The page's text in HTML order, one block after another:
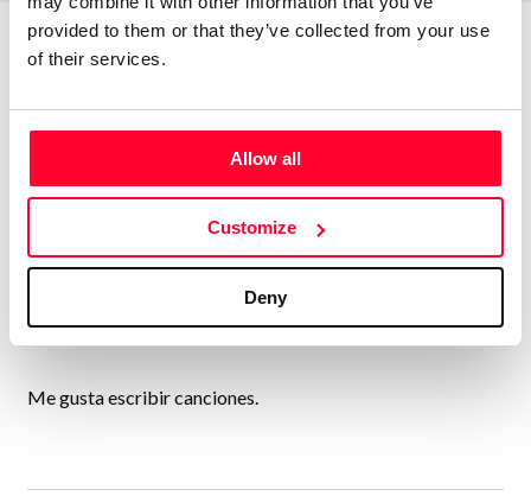
provided to them or that they’ve collected from your use
of their services.
Allow all
Customize
Deny
/ Music
Me gusta escribir canciones.